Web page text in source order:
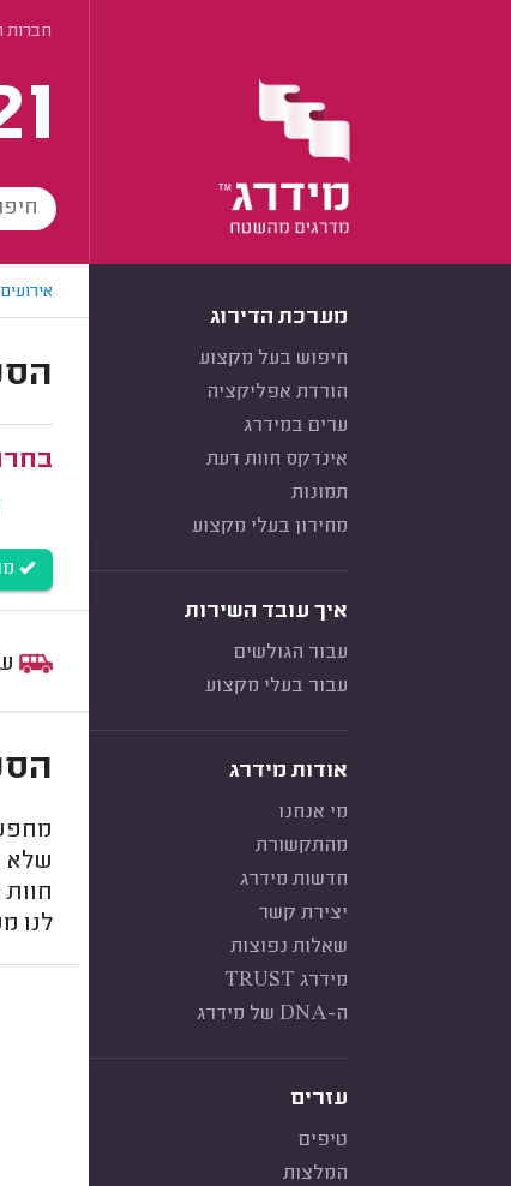
חברות
מערכת הדירוג
חיפוש בעל מקצוע
הורדת אפליקציה
ערים במידרג
אינדקס חוות דעת
תמונות
מחירון בעלי מקצוע
איך עובד השירות
עבור הגולשים
עבור בעלי מקצוע
אודות מידרג
מי אנחנו
מהתקשורת
חדשות מידרג
יצירת קשר
שאלות נפוצות
מידרג TRUST
ה-DNA של מידרג
עזרים
טיפים
המלצות
אירועים
שלא
לנו